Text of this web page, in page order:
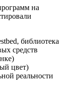
на
библиотека
средств
цвет)
реальности